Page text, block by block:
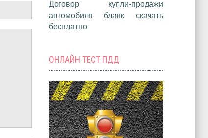
Договор купли-продажи
автомобиля бланк скачать
бесплатно
ОНЛАЙН ТЕСТ ПДД